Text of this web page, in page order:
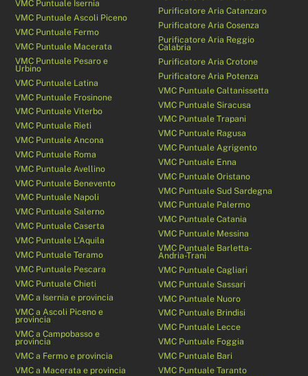
VMC Puntuale Isernia
VMC Puntuale Ascoli Piceno
VMC Puntuale Fermo
VMC Puntuale Macerata
VMC Puntuale Pesaro e
Urbino
VMC Puntuale Latina
VMC Puntuale Frosinone
VMC Puntuale Viterbo
VMC Puntuale Rieti
VMC Puntuale Ancona
VMC Puntuale Roma
VMC Puntuale Avellino
VMC Puntuale Benevento
VMC Puntuale Napoli
VMC Puntuale Salerno
VMC Puntuale Caserta
VMC Puntuale L’Aquila
VMC Puntuale Teramo
VMC Puntuale Pescara
VMC Puntuale Chieti
VMC a Isernia e provincia
VMC a Ascoli Piceno e
provincia
VMC a Campobasso e
provincia
VMC a Fermo e provincia
VMC a Macerata e provincia
Purificatore Aria Catanzaro
Purificatore Aria Cosenza
Purificatore Aria Reggio
Calabria
Purificatore Aria Crotone
Purificatore Aria Potenza
VMC Puntuale Caltanissetta
VMC Puntuale Siracusa
VMC Puntuale Trapani
VMC Puntuale Ragusa
VMC Puntuale Agrigento
VMC Puntuale Enna
VMC Puntuale Oristano
VMC Puntuale Sud Sardegna
VMC Puntuale Palermo
VMC Puntuale Catania
VMC Puntuale Messina
VMC Puntuale Barletta-
Andria-Trani
VMC Puntuale Cagliari
VMC Puntuale Sassari
VMC Puntuale Nuoro
VMC Puntuale Brindisi
VMC Puntuale Lecce
VMC Puntuale Foggia
VMC Puntuale Bari
VMC Puntuale Taranto